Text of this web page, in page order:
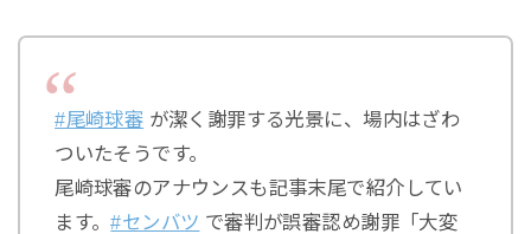
#尾崎球審 が潔く謝罪する光景に、場内はざわ
ついたそうです。
尾崎球審のアナウンスも記事末尾で紹介してい
ます。#センバツ で審判が誤審認め謝罪「大変